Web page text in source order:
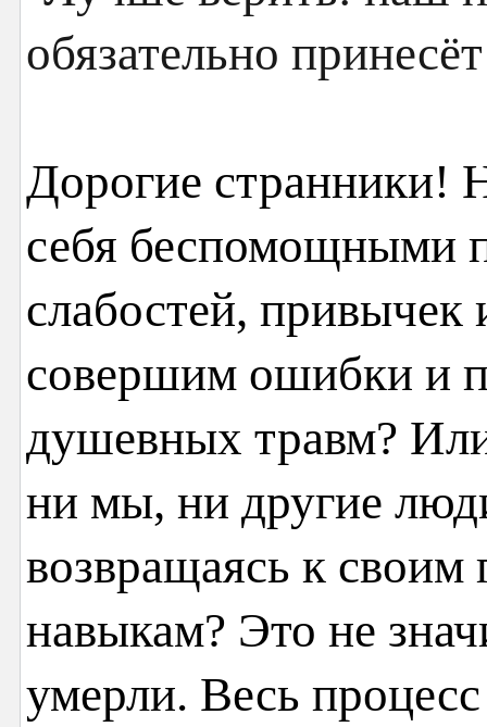
Дорогие странники!
себя беспомощными
слабостей, привычек
совершим ошибки и
душевных травм? Или
ни мы, ни другие
возвращаясь к своим
навыкам? Это не
умерли. Весь